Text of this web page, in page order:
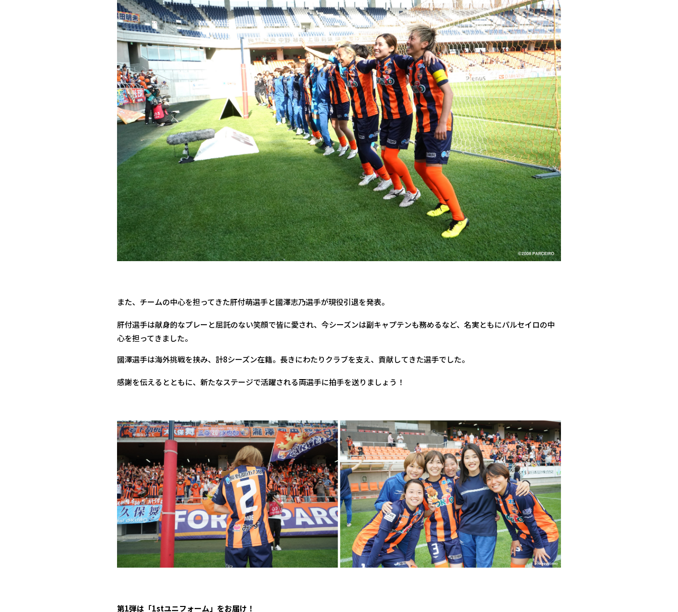
また、チームの中心を担ってきた肝付萌選手と國澤志乃選手が現役引退を発表。
肝付選手は献身的なプレーと屈託のない笑顔で皆に愛され、今シーズンは副キャプテンも務めるなど、名実ともにパルセイロの中
心を担ってきました。
國澤選手は海外挑戦を挟み、計8シーズン在籍。長きにわたりクラブを支え、貢献してきた選手でした。
感謝を伝えるとともに、新たなステージで活躍される両選手に拍手を送りましょう！
第1弾は「1stユニフォーム」をお届け！